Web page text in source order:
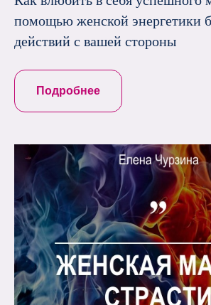
помощью женской энергетики
действий с вашей стороны
Подробнее